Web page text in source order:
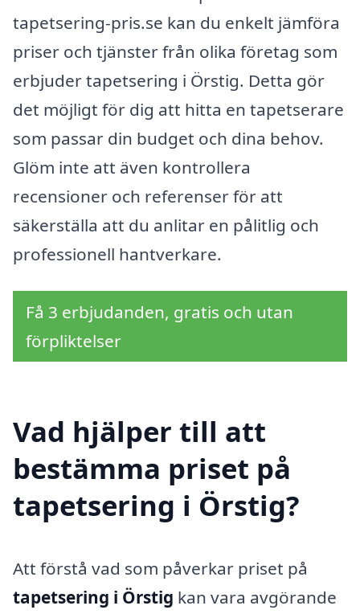
tapetsering-pris.se kan du enkelt jämföra
priser och tjänster från olika företag som
erbjuder tapetsering i Örstig. Detta gör
det möjligt för dig att hitta en tapetserare
som passar din budget och dina behov.
Glöm inte att även kontrollera
recensioner och referenser för att
säkerställa att du anlitar en pålitlig och
professionell hantverkare.
Få 3 erbjudanden, gratis och utan
förpliktelser
Vad hjälper till att
bestämma priset på
tapetsering i Örstig?
Att förstå vad som påverkar priset på
tapetsering i Örstig kan vara avgörande